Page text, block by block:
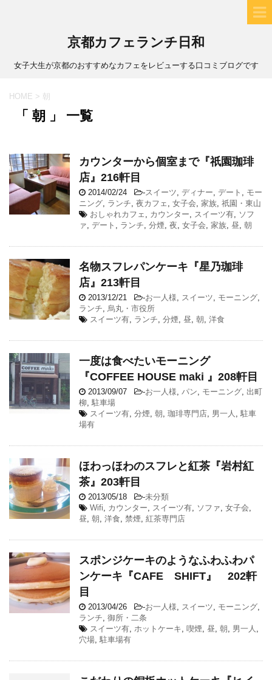
京都カフェランチ日和
女子大生が京都のおすすめなカフェをレビューする口コミブログです
HOME > 朝
「 朝 」 一覧
カウンターから個室まで『祇園珈琲
店』216軒目
2014/02/24 -スイーツ, ディナー, デート , モー
ニング, ランチ, 夜カフェ , 女子会, 家族, 祇園・東山
おしゃれカフェ , カウンター, スイーツ有, ソフ
ァ, デート , ランチ, 分煙, 夜, 女子会, 家族, 昼, 朝
名物スフレパンケーキ『星乃珈琲
店』213軒目
2013/12/21 -お一人様, スイーツ, モーニング,
ランチ, 烏丸・市役所
スイーツ有, ランチ, 分煙, 昼, 朝, 洋食
一度は食べたいモーニング
『COFFEE HOUSE maki 』208軒目
2013/09/07 -お一人様, パン, モーニング, 出町
柳, 駐車場
スイーツ有, 分煙, 朝, 珈琲専門店, 男一人 , 駐車
場有
ほわっほわのスフレと紅茶『岩村紅
茶』203軒目
2013/05/18 -未分類
Wifi, カウンター, スイーツ有, ソファ, 女子会,
昼, 朝, 洋食, 禁煙, 紅茶専門店
スポンジケーキのようなふわふわパ
ンケーキ『CAFE SHIFT』 202軒
目
2013/04/26 -お一人様, スイーツ, モーニング,
ランチ, 御所・二条
スイーツ有, ホットケーキ, 喫煙, 昼, 朝, 男一人 ,
穴場, 駐車場有